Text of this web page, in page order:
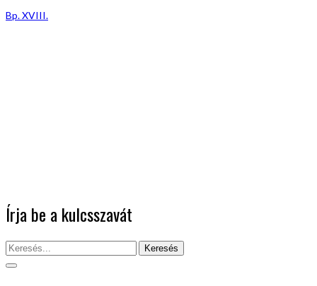
Bp. XVIII.
Írja be a kulcsszavát
Keresés